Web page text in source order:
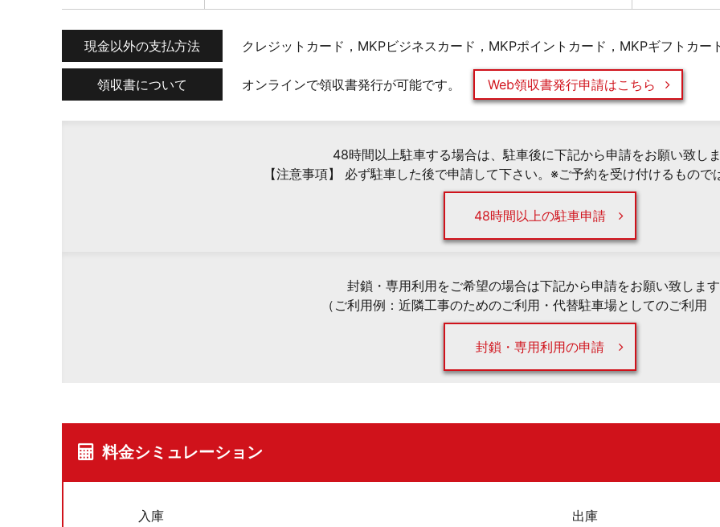
現金以外の支払方法 クレジットカード，MKPビジネスカード，MKPポイントカード，MKPギフトカー
領収書について オンラインで領収書発行が可能です。 Web領収書発行申請はこちら
48時間以上駐車する場合は、駐車後に下記から申請をお願い致し
【注意事項】 必ず駐車した後で申請して下さい。※ご予約を受け付けるもので
48時間以上の駐車申請
封鎖・専用利用をご希望の場合は下記から申請をお願い致しま
（ご利用例：近隣工事のためのご利用・代替駐車場としてのご利用
封鎖・専用利用の申請
料金シミュレーション
入庫 出庫